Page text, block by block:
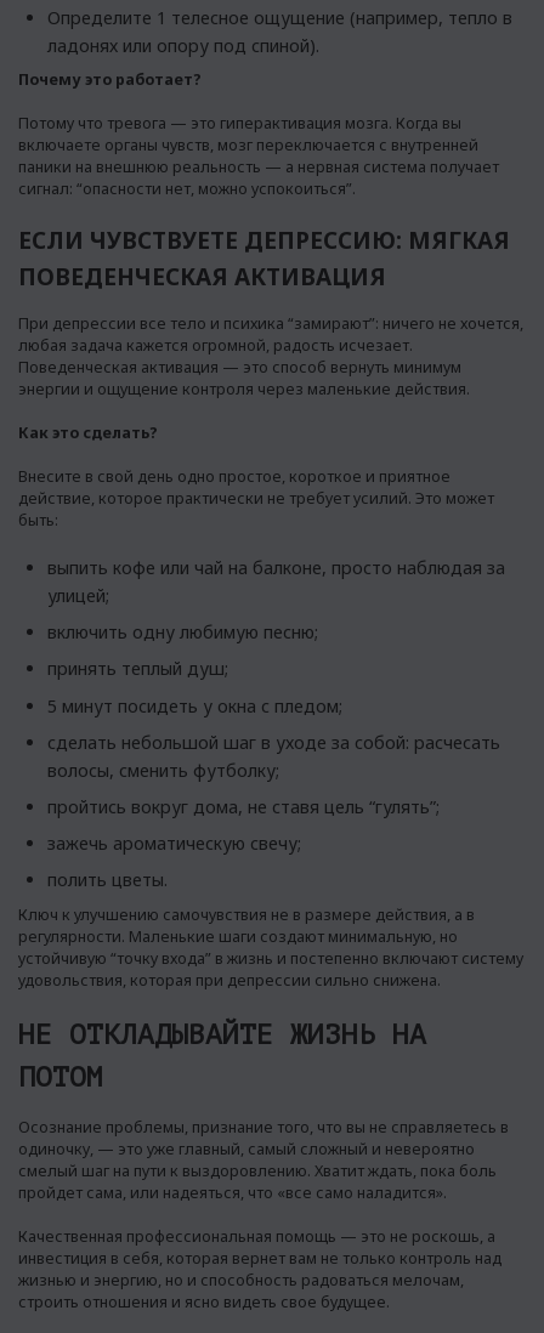
Определите 1 телесное ощущение (например, тепло в
ладонях или опору под спиной).
Почему это работает?
Потому что тревога — это гиперактивация мозга. Когда вы
включаете органы чувств, мозг переключается с внутренней
паники на внешнюю реальность — а нервная система получает
сигнал: “опасности нет, можно успокоиться”.
ЕСЛИ ЧУВСТВУЕТЕ ДЕПРЕССИЮ: МЯГКАЯ
ПОВЕДЕНЧЕСКАЯ АКТИВАЦИЯ
При депрессии все тело и психика “замирают”: ничего не хочется,
любая задача кажется огромной, радость исчезает.
Поведенческая активация — это способ вернуть минимум
энергии и ощущение контроля через маленькие действия.
Как это сделать?
Внесите в свой день одно простое, короткое и приятное
действие, которое практически не требует усилий. Это может
быть:
выпить кофе или чай на балконе, просто наблюдая за
улицей;
включить одну любимую песню;
принять теплый душ;
5 минут посидеть у окна с пледом;
сделать небольшой шаг в уходе за собой: расчесать
волосы, сменить футболку;
пройтись вокруг дома, не ставя цель “гулять”;
зажечь ароматическую свечу;
полить цветы.
Ключ к улучшению самочувствия не в размере действия, а в
регулярности. Маленькие шаги создают минимальную, но
устойчивую “точку входа” в жизнь и постепенно включают систему
удовольствия, которая при депрессии сильно снижена.
НЕ ОТКЛАДЫВАЙТЕ ЖИЗНЬ НА
ПОТОМ
Осознание проблемы, признание того, что вы не справляетесь в
одиночку, — это уже главный, самый сложный и невероятно
смелый шаг на пути к выздоровлению. Хватит ждать, пока боль
пройдет сама, или надеяться, что «все само наладится».
Качественная профессиональная помощь — это не роскошь, а
инвестиция в себя, которая вернет вам не только контроль над
жизнью и энергию, но и способность радоваться мелочам,
строить отношения и ясно видеть свое будущее.